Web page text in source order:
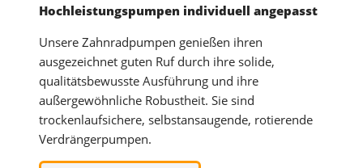
Hochleistungspumpen individuell angepasst
Unsere Zahnradpumpen genießen ihren
ausgezeichnet guten Ruf durch ihre solide,
qualitätsbewusste Ausführung und ihre
außergewöhnliche Robustheit. Sie sind
trockenlaufsichere, selbstansaugende, rotierende
Verdrängerpumpen.